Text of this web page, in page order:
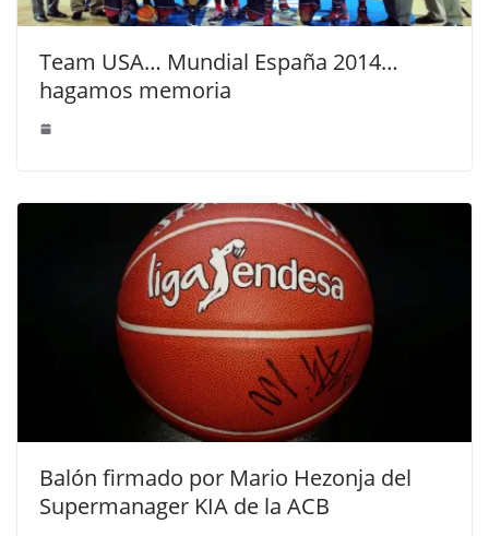
Team USA… Mundial España 2014…
hagamos memoria
Balón firmado por Mario Hezonja del
Supermanager KIA de la ACB